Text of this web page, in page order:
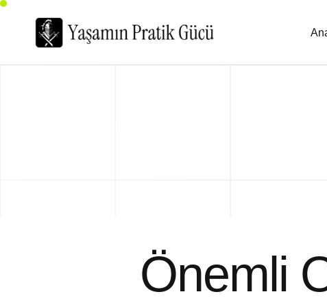
Önemli